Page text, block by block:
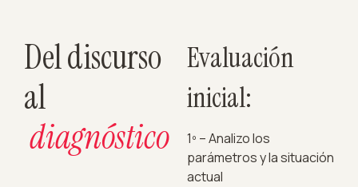
Del discurso
al
diagnóstico
Evaluación
inicial:
1º – Analizo los
parámetros y la situación
actual